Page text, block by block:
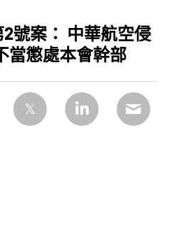
號案： 中華航空侵
當懲處本會幹部